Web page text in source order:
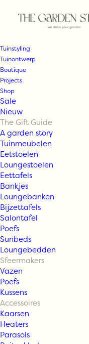
Tuinstyling
Tuinontwerp
Boutique
Projects
Shop
Sale
Nieuw
The Gift Guide
A garden story
Tuinmeubelen
Eetstoelen
Loungestoelen
Eettafels
Bankjes
Loungebanken
Bijzettafels
Salontafel
Poefs
Sunbeds
Loungebedden
Sfeermakers
Vazen
Poefs
Kussens
Accessoires
Kaarsen
Heaters
Parasols
Silk-ka